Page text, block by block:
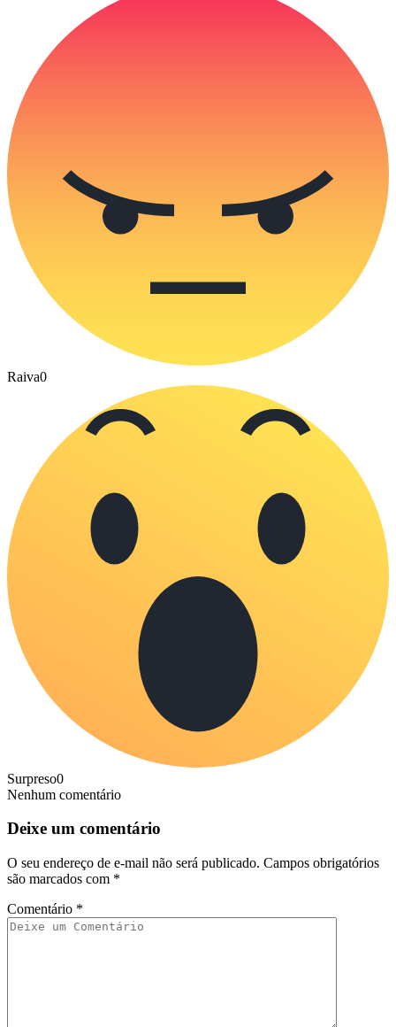
Raiva0
Surpreso0
Nenhum comentário
Deixe um comentário
O seu endereço de e-mail não será publicado. Campos obrigatórios
são marcados com *
Comentário *